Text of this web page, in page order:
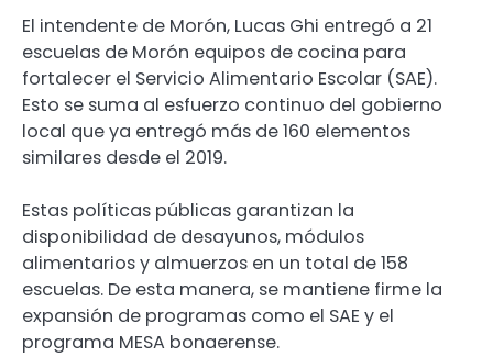
El intendente de Morón, Lucas Ghi entregó a 21
escuelas de Morón equipos de cocina para
fortalecer el Servicio Alimentario Escolar (SAE).
Esto se suma al esfuerzo continuo del gobierno
local que ya entregó más de 160 elementos
similares desde el 2019.
Estas políticas públicas garantizan la
disponibilidad de desayunos, módulos
alimentarios y almuerzos en un total de 158
escuelas. De esta manera, se mantiene firme la
expansión de programas como el SAE y el
programa MESA bonaerense.